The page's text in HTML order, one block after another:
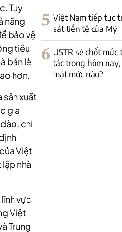
Tuy
năng
bảo vệ
tiêu
bán lẻ
hơn.
sản xuất
gia
chi
Việt
nhà
vực
Việt
Trung
5 Việt Nam tiếp tục
sát tiền tệ của Mỹ
6 USTR sẽ chốt
tác trong hôm
mặt mức nào?